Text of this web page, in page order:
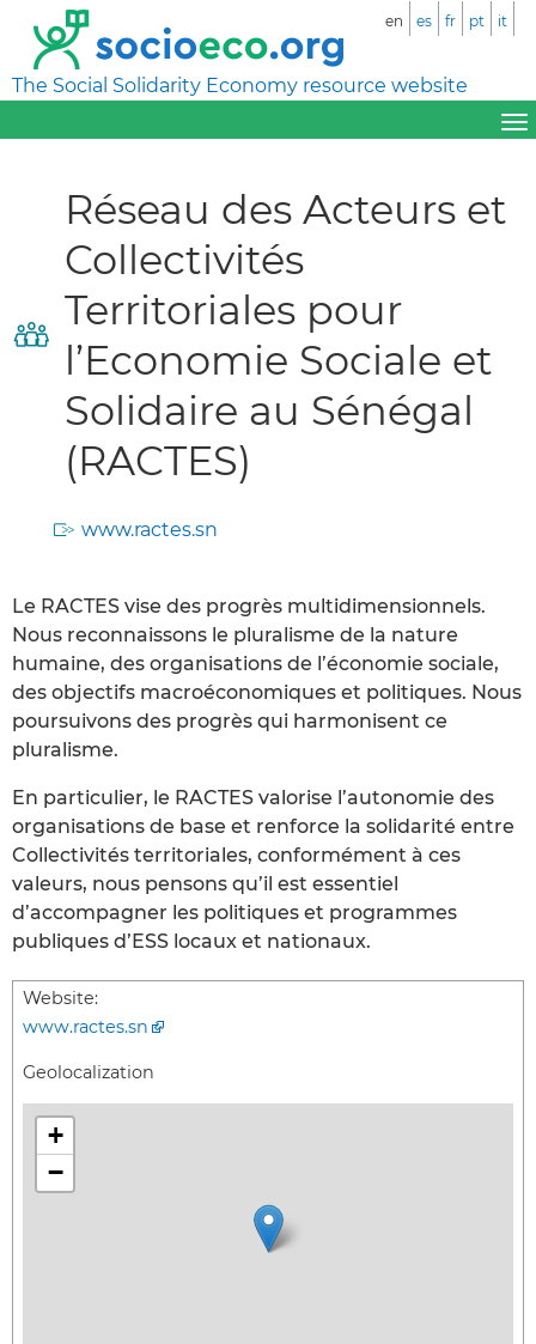
The Social Solidarity Economy resource website
en es fr pt it
Réseau des Acteurs et
Collectivités
Territoriales pour
l’Economie Sociale et
Solidaire au Sénégal
(RACTES)
www.ractes.sn
Le RACTES vise des progrès multidimensionnels.
Nous reconnaissons le pluralisme de la nature
humaine, des organisations de l’économie sociale,
des objectifs macroéconomiques et politiques. Nous
poursuivons des progrès qui harmonisent ce
pluralisme.
En particulier, le RACTES valorise l’autonomie des
organisations de base et renforce la solidarité entre
Collectivités territoriales, conformément à ces
valeurs, nous pensons qu’il est essentiel
d’accompagner les politiques et programmes
publiques d’ESS locaux et nationaux.
Website:
www.ractes.sn
Geolocalization
+
−